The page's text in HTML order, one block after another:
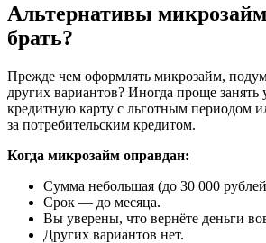
Альтернативы
брать?
Прежде чем оформлять микрозайм,
других вариантов? Иногда проще занять
кредитную карту с льготным периодом
за потребительским кредитом.
Когда микрозайм оправдан:
Сумма небольшая (до 30 000
Срок — до месяца.
Вы уверены, что вернёте деньги
Других вариантов нет.